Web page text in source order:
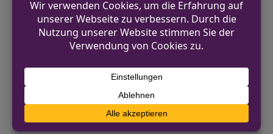
VORHERIGER BEITRAG
Truppmann-Ausbildung Teil 2 der
Feuerwehren Hünxe und Schermbeck
gestartet
Rettungshubschrauber nach Verkehrsunfall